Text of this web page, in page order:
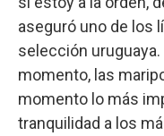
aseguró uno de los
selección uruguaya.
momento, las
momento lo más
tranquilidad a los